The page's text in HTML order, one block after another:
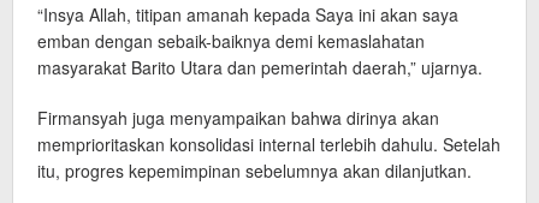
“Insya Allah, titipan amanah kepada Saya ini akan saya
emban dengan sebaik-baiknya demi kemaslahatan
masyarakat Barito Utara dan pemerintah daerah,” ujarnya.
Firmansyah juga menyampaikan bahwa dirinya akan
memprioritaskan konsolidasi internal terlebih dahulu. Setelah
itu, progres kepemimpinan sebelumnya akan dilanjutkan.